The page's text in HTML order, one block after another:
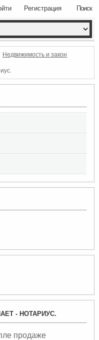
Поиск
Регистрация
Недвижимость и закон
- НОТАРИУС.
продаже